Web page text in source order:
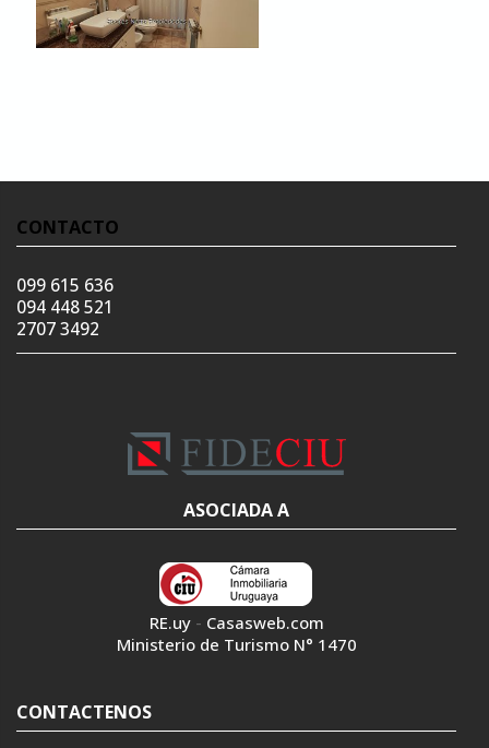
CONTACTO
099 615 636
094 448 521
2707 3492
ASOCIADA A
RE.uy- Casasweb.com
Ministerio de Turismo N° 1470
CONTACTENOS